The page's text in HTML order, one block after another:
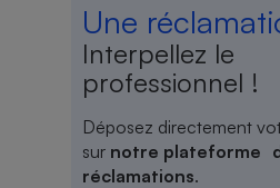
Une
Interpellez le
professionnel !
Déposez directement
sur notre plateforme
réclamations.